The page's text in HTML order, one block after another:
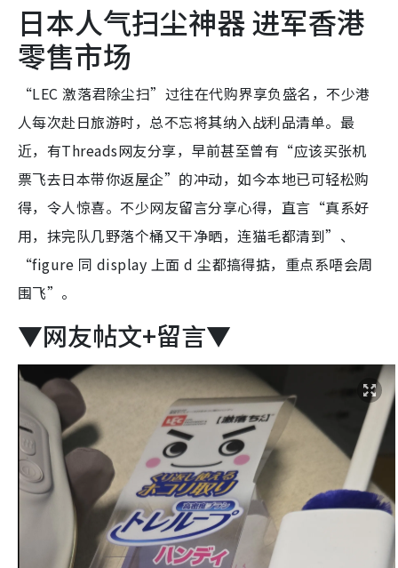
日本人气扫尘神器 进军香港
零售市场
“LEC 激落君除尘扫”过往在代购界享负盛名，不少港
人每次赴日旅游时，总不忘将其纳入战利品清单。最
近，有Threads网友分享，早前甚至曾有“应该买张机
票飞去日本带你返屋企”的冲动，如今本地已可轻松购
得，令人惊喜。不少网友留言分享心得，直言“真系好
用，抹完队几野落个桶又干净晒，连猫毛都清到”、
“figure 同 display 上面 d 尘都搞得掂，重点系唔会周
围飞”。
▼网友帖文+留言▼